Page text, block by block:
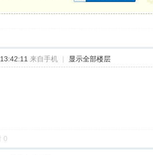
来自手机 | 显示全部楼层
0